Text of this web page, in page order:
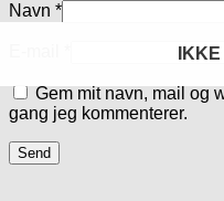
Navn *
Gem mit navn, mail og
gang jeg kommenterer.